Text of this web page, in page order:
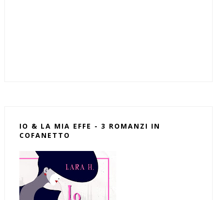
IO & LA MIA EFFE - 3 ROMANZI IN
COFANETTO